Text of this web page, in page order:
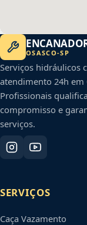
OSASCO-SP
Serviços hidráulicos
atendimento 24h em
Profissionais
compromisso e
serviços.
SERVIÇOS
Caça Vazamento